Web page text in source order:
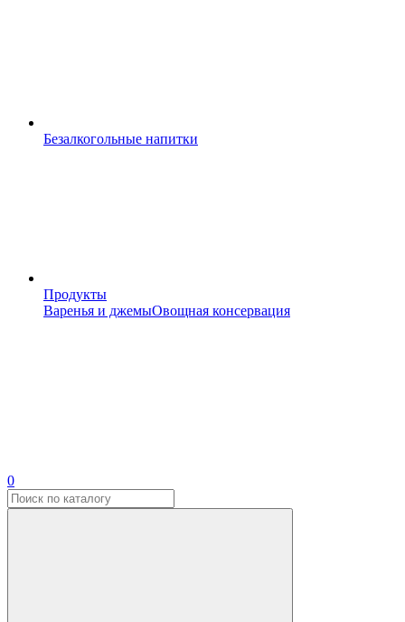
Безалкогольные напитки
Продукты
Варенья и джемыОвощная консервация
0